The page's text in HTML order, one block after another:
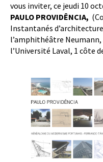
vous inviter, ce jeudi 10
PAULO PROVIDÊNCIA,
Instantanés
l’amphithéâtre Neumann,
l’Université Laval, 1 côte